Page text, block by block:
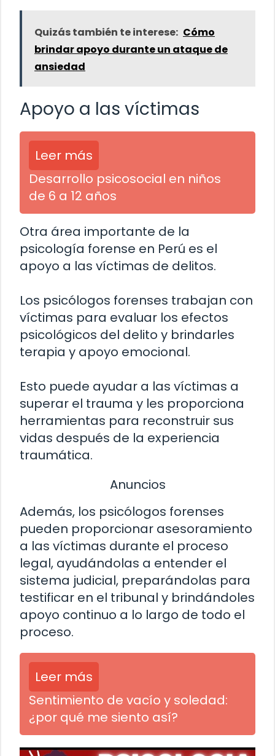
Quizás también te interese: Cómo
brindar apoyo durante un ataque de
ansiedad
Apoyo a las víctimas
Leer más
Desarrollo psicosocial en niños
de 6 a 12 años
Otra área importante de la
psicología forense en Perú es el
apoyo a las víctimas de delitos.
Los psicólogos forenses trabajan con
víctimas para evaluar los efectos
psicológicos del delito y brindarles
terapia y apoyo emocional.
Esto puede ayudar a las víctimas a
superar el trauma y les proporciona
herramientas para reconstruir sus
vidas después de la experiencia
traumática.
Anuncios
Además, los psicólogos forenses
pueden proporcionar asesoramiento
a las víctimas durante el proceso
legal, ayudándolas a entender el
sistema judicial, preparándolas para
testificar en el tribunal y brindándoles
apoyo continuo a lo largo de todo el
proceso.
Leer más
Sentimiento de vacío y soledad:
¿por qué me siento así?